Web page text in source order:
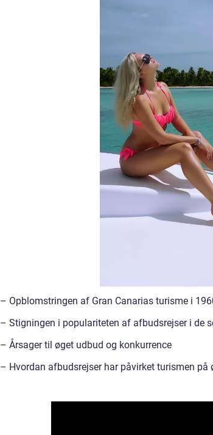
– Opblomstringen af Gran Canarias turisme i
– Stigningen i populariteten af afbudsrejser i de
– Årsager til øget udbud og konkurrence
– Hvordan afbudsrejser har påvirket turismen på